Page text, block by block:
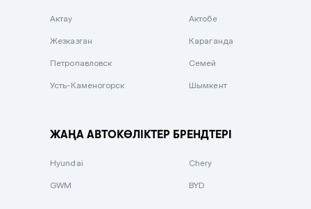
Актау Актобе
Жезказган Караганда
Петропавловск Семей
Усть-Каменогорск Шымкент
ЖАҢА АВТОКӨЛІКТЕР БРЕНДТЕРІ
Hyundai Chery
GWM BYD